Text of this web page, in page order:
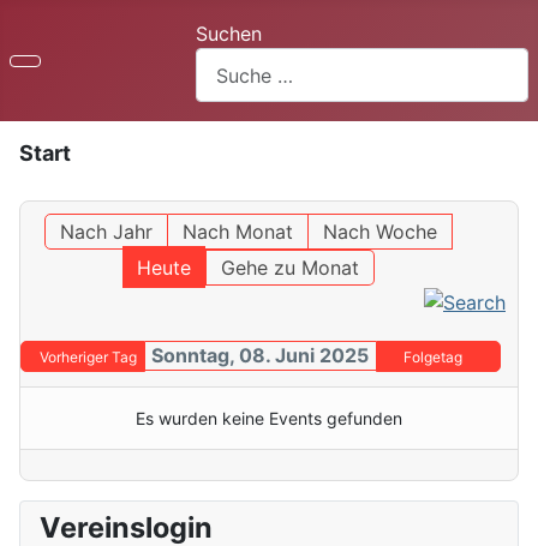
Suchen
Start
Nach Jahr Nach Monat
Nach Woche
Heute
Gehe zu Monat
Vorheriger Tag Sonntag, 08. Juni 2025 Folgetag
Es wurden keine Events gefunden
Vereinslogin